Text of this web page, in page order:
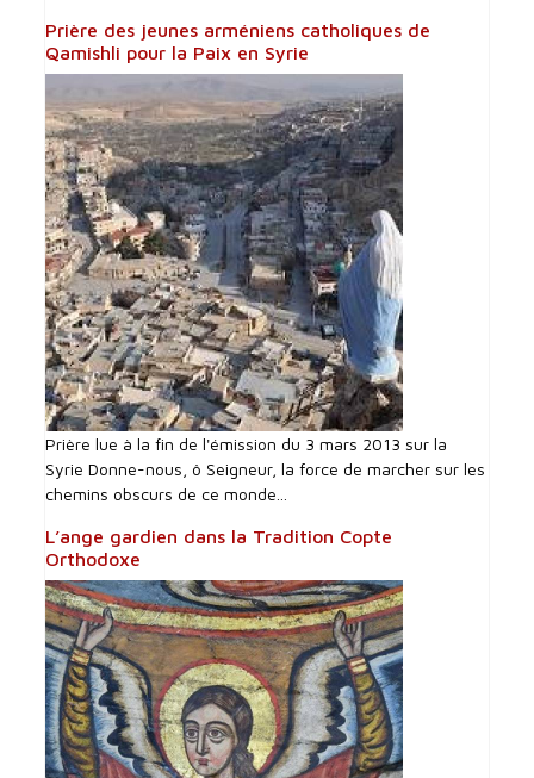
Prière des jeunes arméniens catholiques de
Qamishli pour la Paix en Syrie
Prière lue à la fin de l'émission du 3 mars 2013 sur la
Syrie Donne-nous, ô Seigneur, la force de marcher sur les
chemins obscurs de ce monde...
L’ange gardien dans la Tradition Copte
Orthodoxe